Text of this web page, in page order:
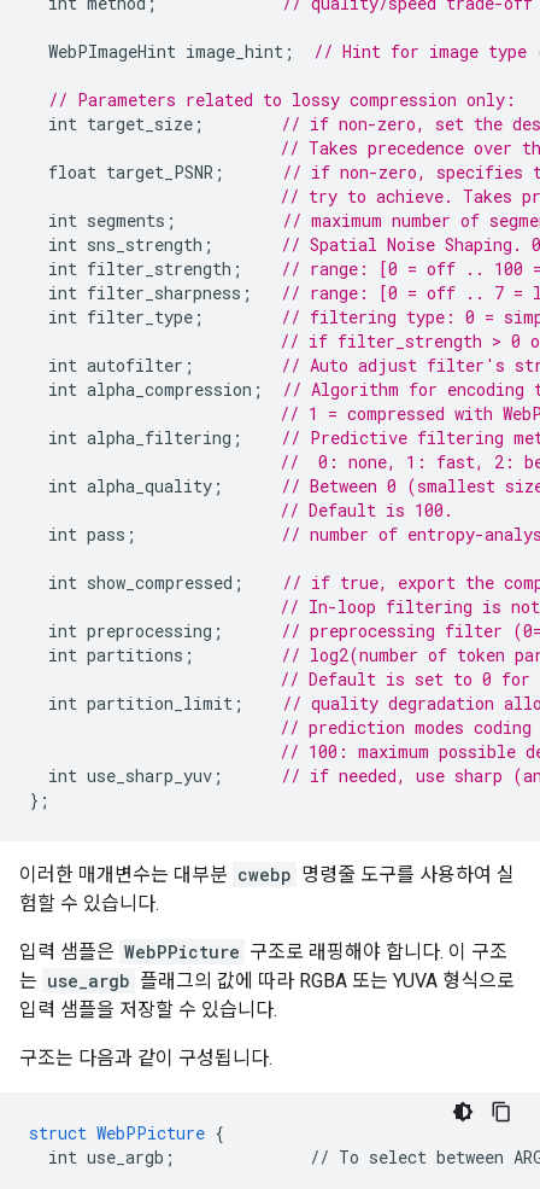
WebPImageHint image_hint ; // Hint for image type
// Parameters related to lossy compression only:
int target_size ;
// if non-zero, set the
// Takes precedence over
float target_PSNR ;
// if non-zero, specifies
// try to achieve. Takes
int segments ;
// maximum number of
int sns_strength ;
// Spatial Noise Shaping.
int filter_strength ;
// range: [0 = off .. 100
int filter_sharpness ;
// range: [0 = off .. 7 =
int filter_type ;
// filtering type: 0 =
// if filter_strength > 0
int autofilter ;
// Auto adjust filter's
int alpha_compression ;
// Algorithm for encoding
// 1 = compressed with
int alpha_filtering ;
// Predictive filtering
//  0: none, 1: fast, 2:
int alpha_quality ;
// Between 0 (smallest
// Default is 100.
int pass ; // number of entropy-
int show_compressed ;
// if true, export the
// In-loop filtering is not
int preprocessing ;
// preprocessing filter
int partitions ;
// log2(number of token
// Default is set to 0 for
int partition_limit ;
// quality degradation
// prediction modes
// 100: maximum possible
int use_sharp_yuv ;
// if needed, use sharp
};
이러한 매개변수는 대부분 cwebp 명령줄 도구를 사용하여 실
험할 수 있습니다.
입력 샘플은 WebPPicture 구조로 래핑해야 합니다. 이 구조
는 use_argb 플래그의 값에 따라 RGBA 또는 YUVA 형식으로
입력 샘플을 저장할 수 있습니다.
구조는 다음과 같이 구성됩니다.
struct WebPPicture {
int use_argb ; // To select between